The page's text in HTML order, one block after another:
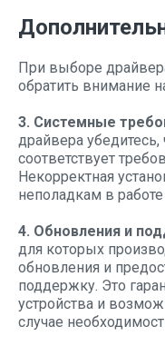
При выборе
обратить внимание
3. Системные
драйвера
соответствует
Некорректная
неполадкам в работе
4. Обновления и
для которых
обновления и
поддержку. Это
устройства и
случае